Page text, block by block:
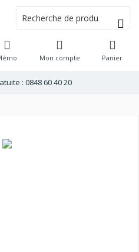
: 0848 60 40 20
Panier
Mon compte